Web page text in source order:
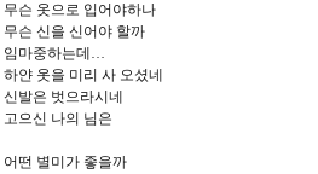
무슨 옷으로 입어야하나
무슨 신을 신어야 할까
임마중하는데…
하얀 옷을 미리 사 오셨네
신발은 벗으라시네
고으신 나의 님은
어떤 별미가 좋을까